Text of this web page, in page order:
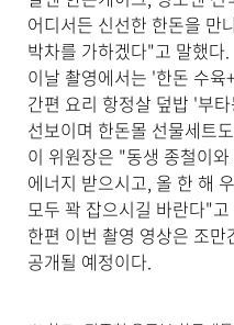
어디서든 신선한 한돈을 만
박차를 가하겠다"고 말했다.
이날 촬영에서는 '한돈 수
간편 요리 항정살 덮밥 '부
선보이며 한돈몰 선물세트
이 위원장은 "동생 종철이
에너지 받으시고, 올 한 해
모두 꽉 잡으시길 바란다"
한편 이번 촬영 영상은 조
공개될 예정이다.